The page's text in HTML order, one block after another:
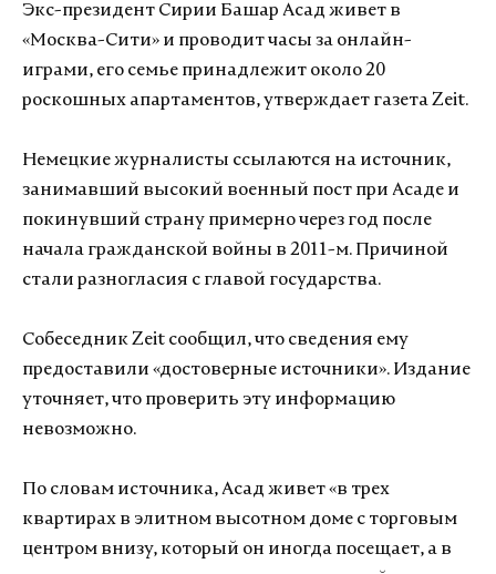
Экс-президент Сирии Башар Асад живет в
«Москва-Сити» и проводит часы за онлайн-
играми, его семье принадлежит около 20
роскошных апартаментов, утверждает газета Zeit.
Немецкие журналисты ссылаются на источник,
занимавший высокий военный пост при Асаде и
покинувший страну примерно через год после
начала гражданской войны в 2011-м. Причиной
стали разногласия с главой государства.
Собеседник Zeit сообщил, что сведения ему
предоставили «достоверные источники». Издание
уточняет, что проверить эту информацию
невозможно.
По словам источника, Асад живет «в трех
квартирах в элитном высотном доме с торговым
центром внизу, который он иногда посещает, а в